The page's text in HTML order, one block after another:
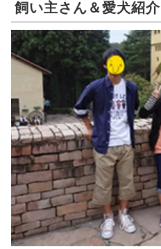
飼い主さん＆愛犬紹介